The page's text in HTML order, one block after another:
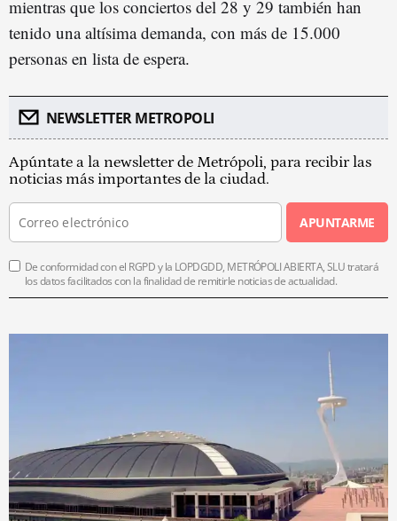
mientras que los conciertos del 28 y 29 también han
tenido una altísima demanda, con más de 15.000
personas en lista de espera.
NEWSLETTER METROPOLI
Apúntate a la newsletter de Metrópoli, para recibir las
noticias más importantes de la ciudad.
APUNTARME
De conformidad con el RGPD y la LOPDGDD, METRÓPOLI ABIERTA, SLU tratará
los datos facilitados con la finalidad de remitirle noticias de actualidad.